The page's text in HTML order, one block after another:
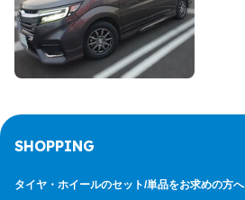
SHOPPING
タイヤ・ホイールのセット/単品をお求めの方へ